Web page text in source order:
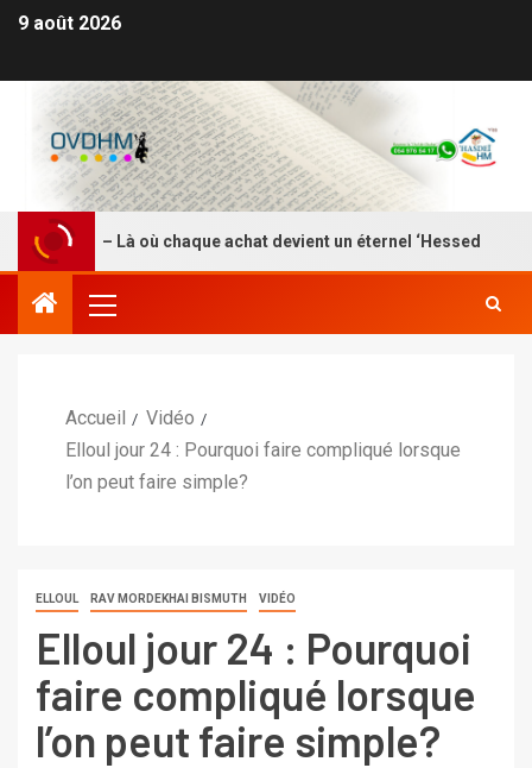
9 août 2026
HM – Là où chaque achat devient un éternel ‘Hessed
Accueil
Vidéo
Elloul jour 24 : Pourquoi faire compliqué lorsque
l’on peut faire simple?
ELLOUL RAV MORDEKHAI BISMUTH VIDÉO
Elloul jour 24 : Pourquoi
faire compliqué lorsque
l’on peut faire simple?